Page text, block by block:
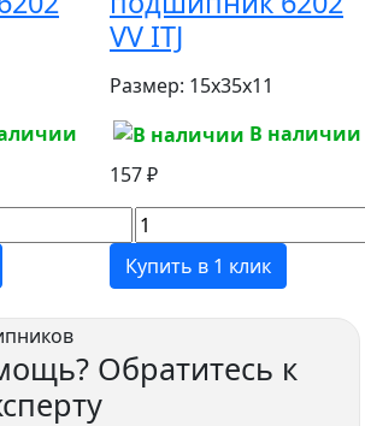
VV ITJ
Размер: 15x35x11
В наличии
157 ₽
Купить в 1 клик
Обратитесь к